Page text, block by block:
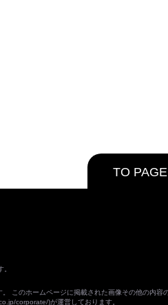
TO
このホームページに掲載された画像その他の内容
corporate/)が運営しております。